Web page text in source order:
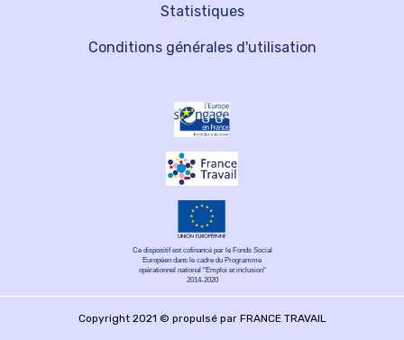
Statistiques
Conditions générales d'utilisation
Ce dispositif est cofinancé par le Fonds Social
Européen dans le cadre du Programme
opérationnel national "Emploi et inclusion"
2014-2020
Copyright 2021 © propulsé par FRANCE TRAVAIL